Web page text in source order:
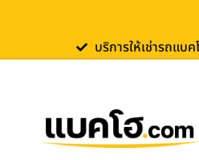
บริการให้เช่ารถแบ